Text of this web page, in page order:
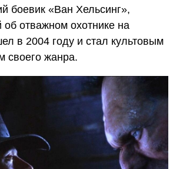
боевик «Ван Хельсинг»,
отважном охотнике на
в 2004 году и стал культовым
своего жанра.